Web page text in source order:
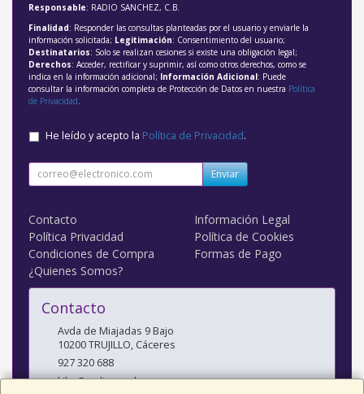
Responsable: RADIO SANCHEZ, C.B.
Finalidad: Responder las consultas planteadas por el usuario y enviarle la
información solicitada; Legitimación: Consentimiento del usuario;
Destinatarios: Solo se realizan cesiones si existe una obligación legal;
Derechos: Acceder, rectificar y suprimir, así como otros derechos, como se
indica en la información adicional; Información Adicional: Puede
consultar la información completa de Protección de Datos en nuestra Política
de Privacidad
He leído y acepto la Política de Privacidad.
Enviar
Contacto
Información Legal
Política Privacidad
Política de Cookies
Condiciones de Compra
Formas de Pago
¿Quienes Somos?
Contacto
Avda de Miajadas 9 Bajo
10200TRUJILLO, Cáceres
927 320 688
kiko@radiosanchez.com